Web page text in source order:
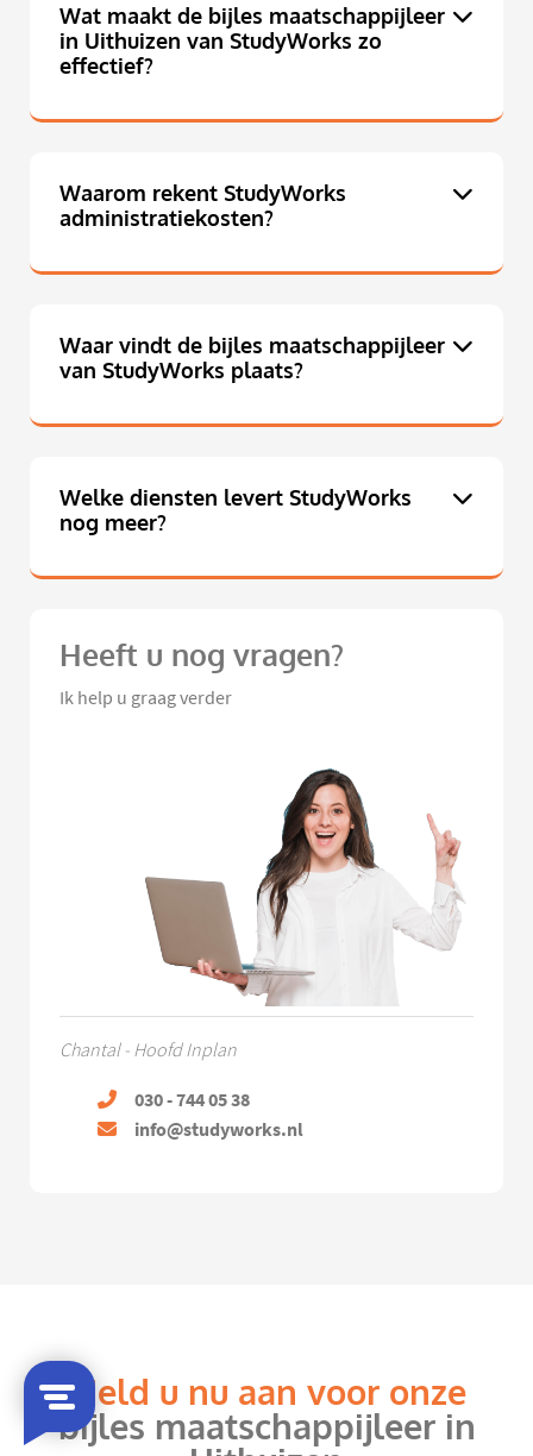
Wat maakt de bijles maatschappijleer
in Uithuizen van StudyWorks zo
effectief?
Waarom rekent StudyWorks
administratiekosten?
Waar vindt de bijles maatschappijleer
van StudyWorks plaats?
Welke diensten levert StudyWorks
nog meer?
Heeft u nog vragen?
Ik help u graag verder
Chantal - Hoofd Inplan
030 - 744 05 38
info@studyworks.nl
Meld u nu aan voor onze
bijles maatschappijleer in